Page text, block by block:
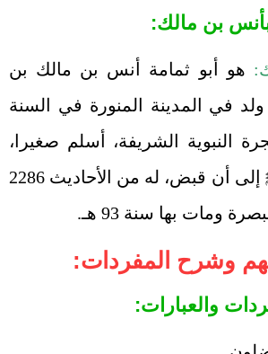
هو أبو ثمامة أنس بن مالك بن
في المدينة المنورة في السنة
النبوية الشريفة، أسلم صغيرا،
وخدم الرسول ﷺ إلى أن قبض، له من الأحاديث 2286
ومات بها سنة 93 هـ.